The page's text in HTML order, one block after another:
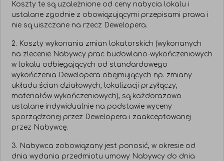
Koszty te są uzależnione od ceny nabycia lokalu i
ustalane zgodnie z obowiązującymi przepisami prawa i
nie są uiszczane na rzecz Dewelopera.
2. Koszty wykonania zmian lokatorskich (wykonanych
na zlecenie Nabywcy prac budowlano-wykończeniowych
w lokalu odbiegających od standardowego
wykończenia Dewelopera obejmujących np. zmiany
układu ścian działowych, lokalizacji przyłączy,
materiałów wykończeniowych), są każdorazowo
ustalane indywidualnie na podstawie wyceny
sporządzonej przez Dewelopera i zaakceptowanej
przez Nabywcę.
3. Nabywca zobowiązany jest ponosić, w okresie od
dnia wydania przedmiotu umowy Nabywcy do dnia